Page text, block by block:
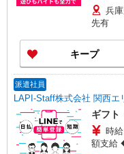
場合）
兵
先有
キープ
派遣社員
LAPI-Staff株式会社 関西エ
ギフト
時
額支給 ◆月収例 308,000円 （夜勤シフト 21時〜